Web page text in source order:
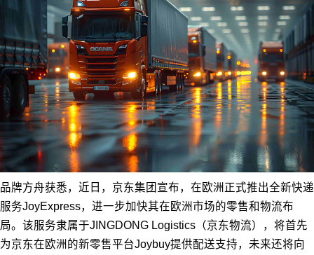
品牌方舟获悉，近日，京东集团宣布，在欧洲正式推出全新快递
服务JoyExpress，进一步加快其在欧洲市场的零售和物流布
局。该服务隶属于JINGDONG Logistics（京东物流），将首先
为京东在欧洲的新零售平台Joybuy提供配送支持，未来还将向